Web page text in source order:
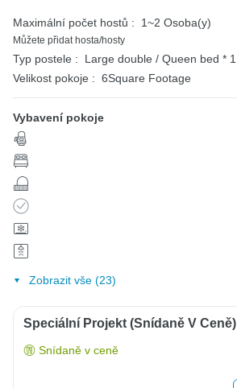
Maximální počet hostů : 1~2 Osoba(y)
Můžete přidat hosta/hosty
Typ postele :
Large double / Queen bed * 1
Velikost pokoje : 6Square Footage
Vybavení pokoje
Zobrazit vše (23)
Speciální Projekt (snídaně V Ceně)
Snídaně v ceně